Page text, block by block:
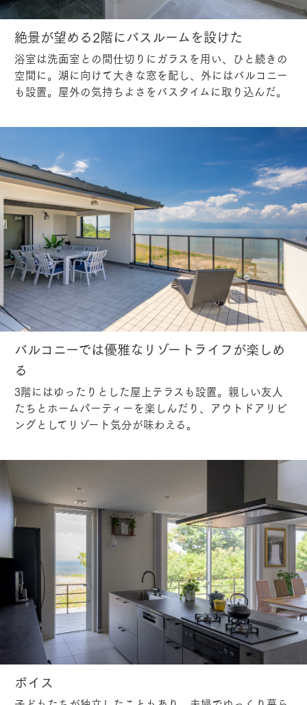
絶景が望める2階にバスルームを設けた
浴室は洗面室との間仕切りにガラスを用い、ひと続きの
空間に。湖に向けて大きな窓を配し、外にはバルコニー
も設置。屋外の気持ちよさをバスタイムに取り込んだ。
バルコニーでは優雅なリゾートライフが楽しめ
る
3階にはゆったりとした屋上テラスも設置。親しい友人
たちとホームパーティーを楽しんだり、アウトドアリビ
ングとしてリゾート気分が味わえる。
ボイス